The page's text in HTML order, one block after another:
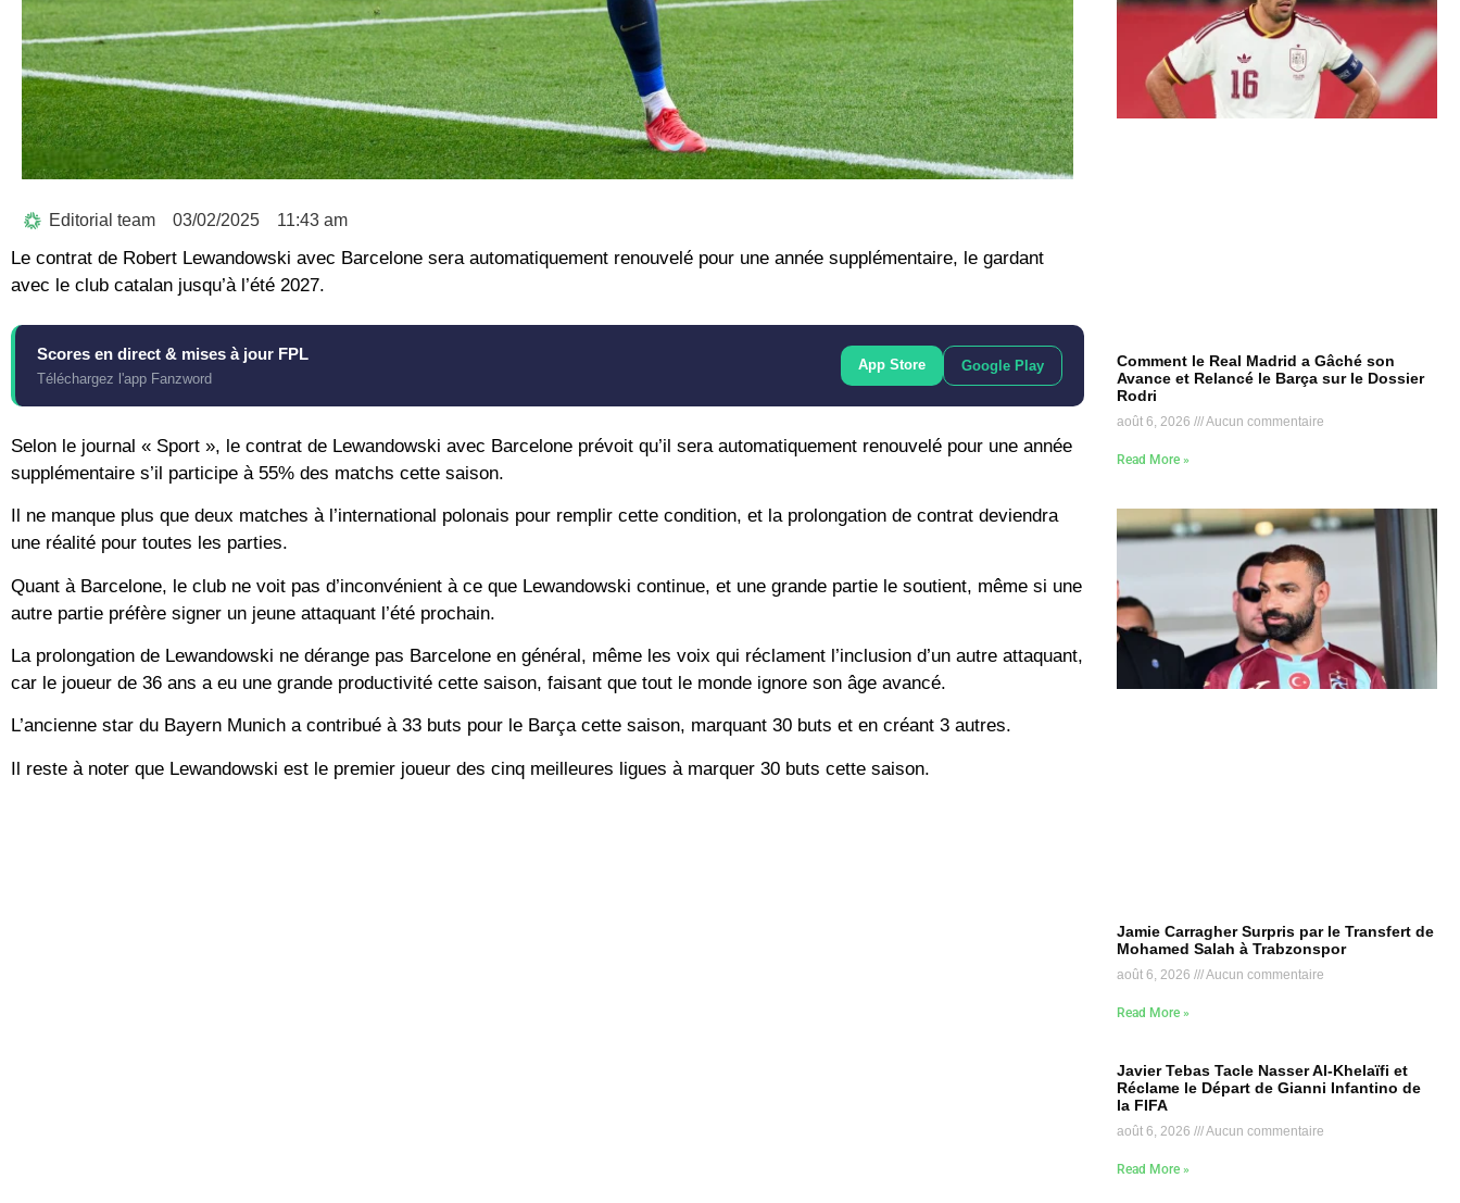
Editorial team 03/02/2025 11:43 am
Le contrat de Robert Lewandowski avec Barcelone sera automatiquement renouvelé pour une année supplémentaire, le gardant
avec le club catalan jusqu’à l’été 2027.
Scores en direct & mises à jour FPL
Téléchargez l'app Fanzword
App Store Google Play
Selon le journal « Sport », le contrat de Lewandowski avec Barcelone prévoit qu’il sera automatiquement renouvelé pour une année
supplémentaire s’il participe à 55% des matchs cette saison.
Il ne manque plus que deux matches à l’international polonais pour remplir cette condition, et la prolongation de contrat deviendra
une réalité pour toutes les parties.
Quant à Barcelone, le club ne voit pas d’inconvénient à ce que Lewandowski continue, et une grande partie le soutient, même si une
autre partie préfère signer un jeune attaquant l’été prochain.
La prolongation de Lewandowski ne dérange pas Barcelone en général, même les voix qui réclament l’inclusion d’un autre attaquant,
car le joueur de 36 ans a eu une grande productivité cette saison, faisant que tout le monde ignore son âge avancé.
L’ancienne star du Bayern Munich a contribué à 33 buts pour le Barça cette saison, marquant 30 buts et en créant 3 autres.
Il reste à noter que Lewandowski est le premier joueur des cinq meilleures ligues à marquer 30 buts cette saison.
Comment le Real Madrid a Gâché son
Avance et Relancé le Barça sur le Dossier
Rodri
août 6, 2026 Aucun commentaire
Read More »
Jamie Carragher Surpris par le Transfert de
Mohamed Salah à Trabzonspor
août 6, 2026 Aucun commentaire
Read More »
Javier Tebas Tacle Nasser Al-Khelaïfi et
Réclame le Départ de Gianni Infantino de
la FIFA
août 6, 2026 Aucun commentaire
Read More »